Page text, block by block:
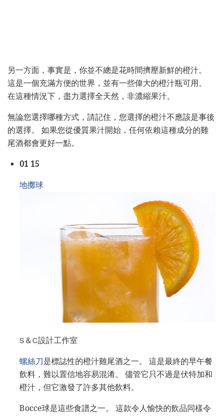
另一方面，事實是，你並不總是花時間擠壓新鮮的橙汁。
這是一個充滿方便的世界，並有一些偉大的橙汁瓶可用。
在這種情況下，盡力選擇全天然，非濃縮果汁。
無論您選擇哪種方式，請記住，您選擇的橙汁不應該是事後
的選擇。 如果您從優質果汁開始，任何依賴這種成分的雞
尾酒都會更好一點。
01 15
地擲球
S＆C設計工作室
螺絲刀是標誌性的橙汁雞尾酒之一。 這是最終的早午餐
飲料，難以置信地容易混淆。 儘管它只不過是伏特加和
橙汁，但它激發了許多其他飲料。
Bocce球是這些食譜之一。 這款令人愉快的飲品同樣令